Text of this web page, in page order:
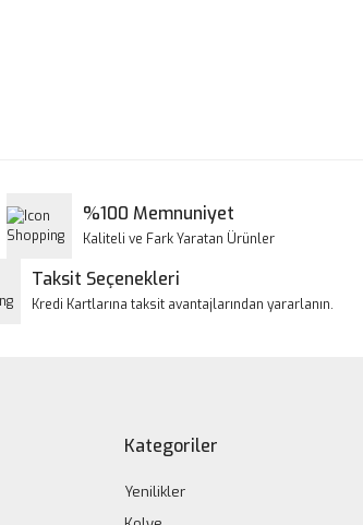
%100 Memnuniyet
Kaliteli ve Fark Yaratan Ürünler
Taksit Seçenekleri
Kredi Kartlarına taksit avantajlarından yararlanın.
Kategoriler
Yenilikler